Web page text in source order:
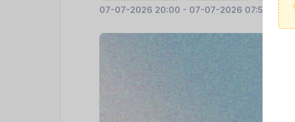
07-07-2026 20:00 - 07-07-2026 07:51